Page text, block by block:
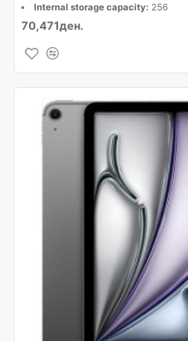
Internal storage capacity: 256
70,471ден.